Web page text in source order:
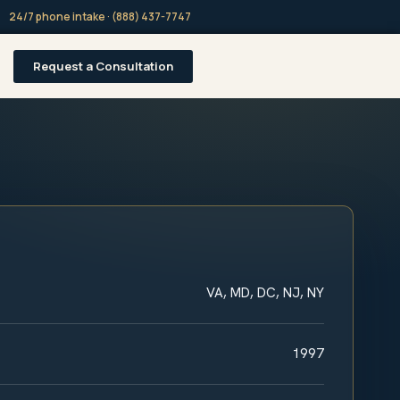
24/7 phone intake · (888) 437-7747
Request a Consultation
VA, MD, DC, NJ, NY
1997